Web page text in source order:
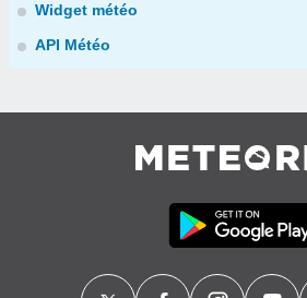
Widget météo
API Météo